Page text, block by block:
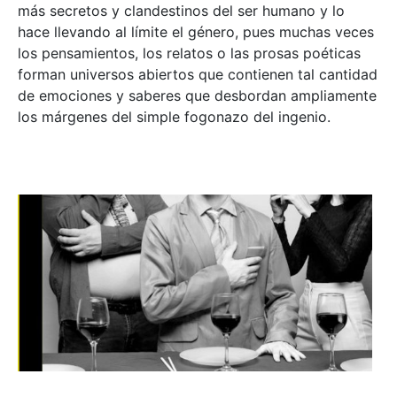
más secretos y clandestinos del ser humano y lo
hace llevando al límite el género, pues muchas veces
los pensamientos, los relatos o las prosas poéticas
forman universos abiertos que contienen tal cantidad
de emociones y saberes que desbordan ampliamente
los márgenes del simple fogonazo del ingenio.